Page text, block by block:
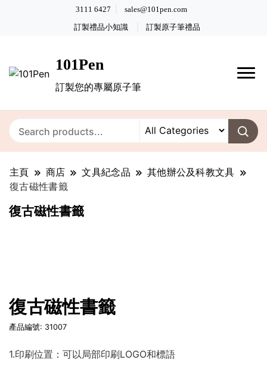
3111 6427 sales@101pen.com
訂製禮品小知識 訂製原子筆禮品
101Pen
訂製您的專屬原子筆
主頁 商店 文具紀念品
其他辦公及科教文具
復古磁性書籤
復古磁性書籤
復古磁性書籤
產品編號: 31007
1.印刷位置：可以局部印刷LOGO和標語